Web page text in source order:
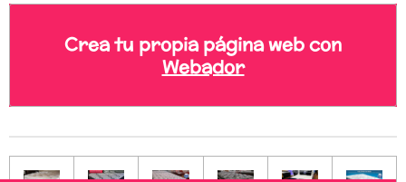
Crea tu propia página web con
Webador